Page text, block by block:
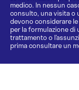
medico. In nessun
consulto, una visita o
devono considerare
per la formulazione di
trattamento o
prima consultare un